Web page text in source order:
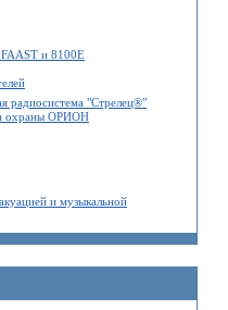
FAAST и 8100Е
радиосистема "Стрелец®"
охраны ОРИОН
и музыкальной